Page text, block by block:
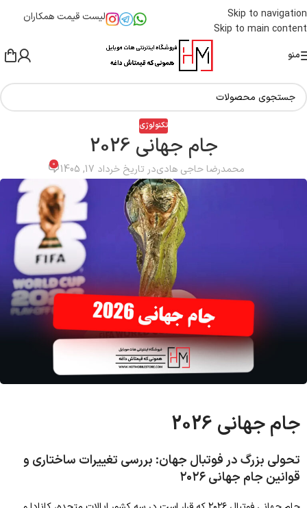
Skip to navigation
Skip to main content
لیست قیمت همکاران
منو
تکنولوژی
جام جهانی 2026
محمدرضا حاجی هادیدر تاریخ خرداد 17, 1405 0
جام جهانی 2026
تحولی بزرگ در فوتبال جهان: بررسی تغییرات ساختاری و
قوانین جام جهانی ۲۰۲۶